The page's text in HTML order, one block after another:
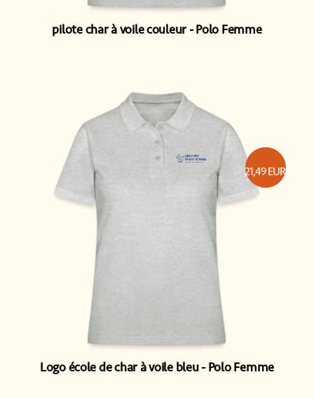
pilote char à voile couleur Polo Femme
Logo école de char à voile bleu Polo Femme
21,49EUR